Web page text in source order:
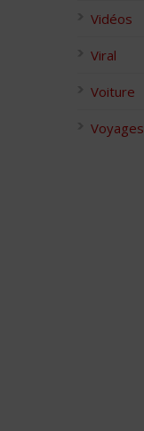
Vidéos
Viral
Voiture
Voyages